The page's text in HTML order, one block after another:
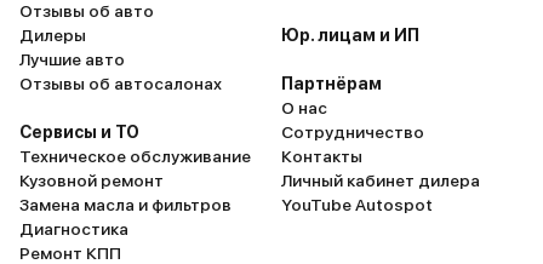
Отзывы об авто
Дилеры
Лучшие авто
Отзывы об автосалонах
Сервисы и ТО
Техническое обслуживание
Кузовной ремонт
Замена масла и фильтров
Диагностика
Ремонт КПП
Юр. лицам и ИП
Партнёрам
О нас
Сотрудничество
Контакты
Личный кабинет дилера
YouTube Autospot